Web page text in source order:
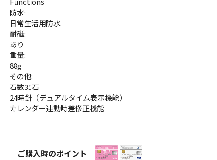
防水:
日常生活用防水
耐磁:
あり
重量:
88g
その他:
石数35石
24時針（デュアルタイム表示機能）
カレンダー連動時差修正機能
ご購入時のポイント